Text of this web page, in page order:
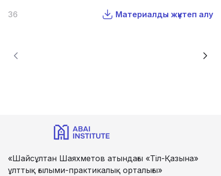
36
Материалды жүктеп алу
«Шайсұлтан Шаяхметов атындағы «Тіл-Қазына»
ұлттық ғылыми-практикалық орталығы»